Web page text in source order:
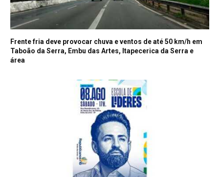
Frente fria deve provocar chuva e ventos de até 50 km/h em
Taboão da Serra, Embu das Artes, Itapecerica da Serra e
área